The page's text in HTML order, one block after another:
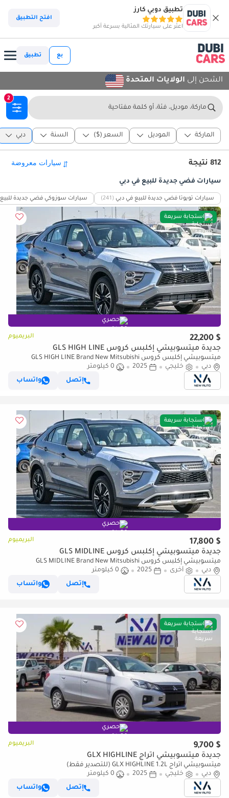
تطبيق دوبي كارز
اعثر على سيارتك المثالية بسرعة أكبر
افتح التطبيق
بع تطبيق
الشحن إلى الولايات المتحدة
ماركة، موديل، فئة، أو كلمة مفتاحية
2
الماركة الموديل السعر ($) السنة دبي
812 نتيجة
سيارات فضي جديدة للبيع في دبي
سيارات تويوتا فضي جديدة للبيع في دبي (241) سيارات سوزوكي فضي جديدة
استجابة سريعة
حصري
$ 22,200 البريميوم
جديدة ميتسوبيشي إكلبس كروس GLS HIGH LINE
ميتسوبيشي إكلبس كروس GLS HIGH LINE Brand New Mitsubishi
EclipseCrossHighline 2025 Export1.5L Petrol 4WD| Grey/Black|ECLIP
(للتصدير فقط)
دبي خليجي 2025
0 كيلومتر
إتصل
واتساب
استجابة سريعة
حصري
$ 17,800 البريميوم
جديدة ميتسوبيشي إكلبس كروس GLS MIDLINE
ميتسوبيشي إكلبس كروس GLS MIDLINE Brand New Mitsubishi
EclipseCrossMEDLINE 2025 Export 1.5L A/TPetrol |Grey/Beige|ECLIPSEC
(للتصدير فقط)
دبي أخرى 2025
0 كيلومتر
إتصل
واتساب
استجابة سريعة
حصري
$ 9,700 البريميوم
جديدة ميتسوبيشي اتراج GLX HIGHLINE
ميتسوبيشي اتراج GLX HIGHLINE 1.2L (للتصدير فقط)
دبي
خليجي 2025
0 كيلومتر
إتصل
واتساب